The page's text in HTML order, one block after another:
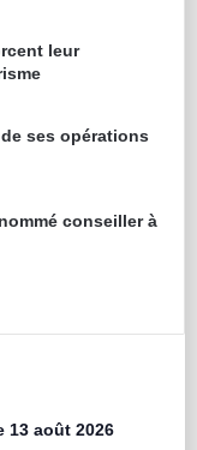
leur
ses opérations
conseiller à
13 août 2026